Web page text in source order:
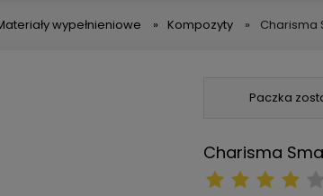
wypełnieniowe » Kompozyty » Charisma
Paczka
Charisma